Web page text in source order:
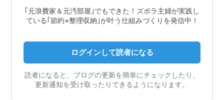
｢元浪費家＆元汚部屋｣でもできた！ズボラ主婦が実践し
ている｢節約×整理収納｣が叶う仕組みづくりを発信中！
ログインして読者になる
読者になると、ブログの更新を簡単にチェックしたり、
更新通知を受け取ったりできるようになります。